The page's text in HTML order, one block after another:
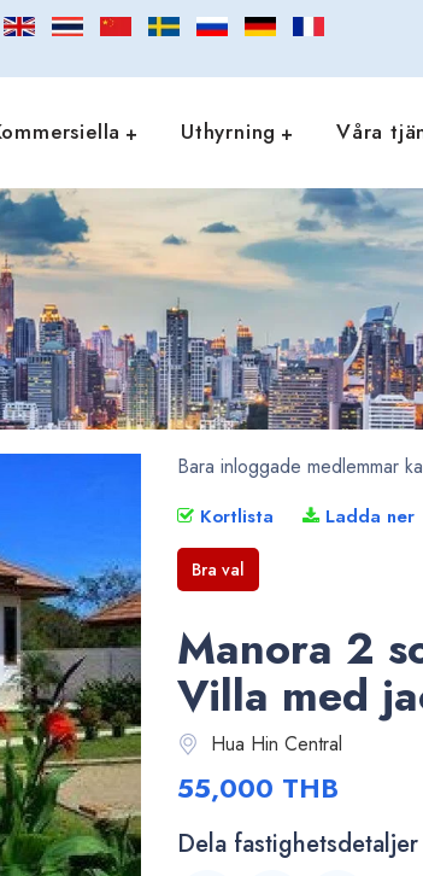
Uthyrning Våra
Bara inloggade medlemmar
Kortlista Ladda ner
Bra val
Manora 2
Villa med
Hua Hin Central
55,000 THB
Dela